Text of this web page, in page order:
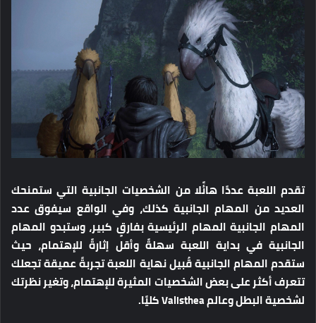
تقدم اللعبة عددًا هائًلا من الشخصيات الجانبية التي ستمنحك
العديد من المهام الجانبية كذلك، وفي الواقع سيفوق عدد
المهام الجانبية المهام الرئيسية بفارقٍ كبير، وستبدو المهام
الجانبية في بداية اللعبة سهلةً وأقل إثارةً للإهتمام، حيث
ستقدم المهام الجانبية قُبيل نهاية اللعبة تجربةً عميقة تجعلك
تتعرف أكثر على بعض الشخصيات المثيرة للإهتمام، وتغير نظرتك
لشخصية البطل وعالم Valisthea كليًا.